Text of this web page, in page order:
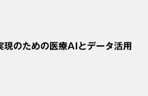
現のための医療AIとデータ活用